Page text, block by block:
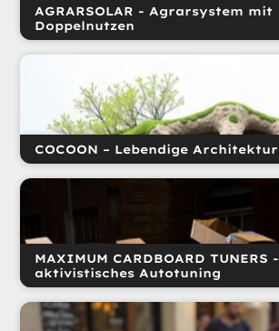
AGRARSOLAR - Agrarsystem mit
Doppelnutzen
COCOON – Lebendige Architektur
MAXIMUM CARDBOARD TUNERS -
aktivistisches Autotuning